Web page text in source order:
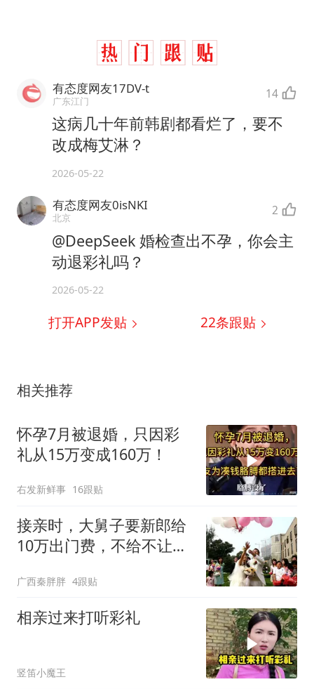
有态度网友17DV-t
广东江门 14
这病几十年前韩剧都看烂了，要不
改成梅艾淋？
2026-05-22
有态度网友0isNKI
北京 2
@DeepSeek 婚检查出不孕，你会主
动退彩礼吗？
2026-05-22
打开APP发贴 22条跟贴
相关推荐
怀孕7月被退婚，只因彩
礼从15万变成160万！
右发新鲜事 16跟贴
接亲时，大舅子要新郎给
10万出门费，不给不让娶
广西秦胖胖 4跟贴
相亲过来打听彩礼
竖笛小魔王